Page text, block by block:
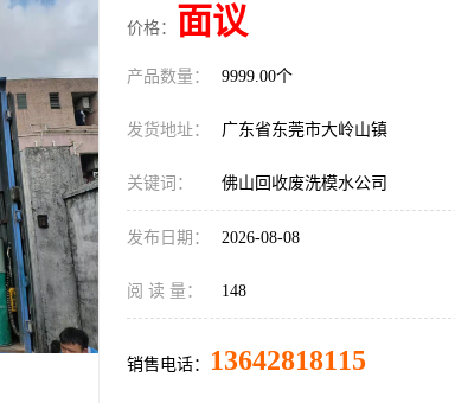
价格： 面议
产品数量： 9999.00个
发货地址： 广东省东莞市大岭山镇
关键词： 佛山回收废洗模水公司
发布日期： 2026-08-08
阅 读 量： 148
销售电话： 13642818115